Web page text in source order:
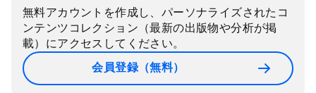
無料アカウントを作成し、パーソナライズされたコ
ンテンツコレクション（最新の出版物や分析が掲
載）にアクセスしてください。
会員登録（無料）